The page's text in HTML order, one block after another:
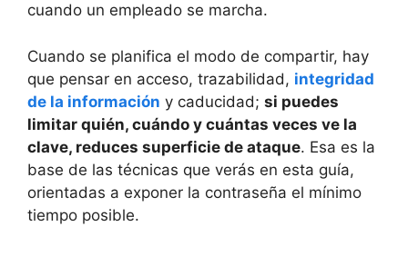
cuando un empleado se marcha.
Cuando se planifica el modo de compartir, hay
que pensar en acceso, trazabilidad, integridad
de la información y caducidad; si puedes
limitar quién, cuándo y cuántas veces ve la
clave, reduces superficie de ataque. Esa es la
base de las técnicas que verás en esta guía,
orientadas a exponer la contraseña el mínimo
tiempo posible.